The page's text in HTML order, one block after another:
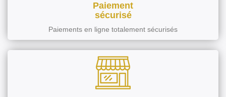
Paiement
sécurisé
Paiements en ligne totalement sécurisés